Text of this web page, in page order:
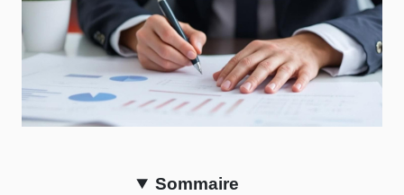
Sommaire